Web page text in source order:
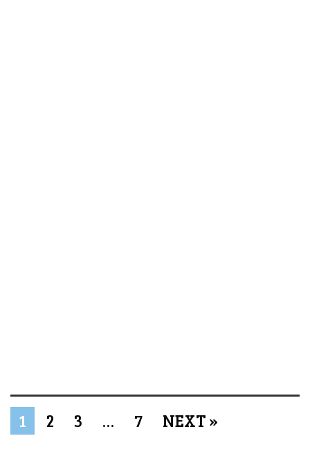
1 2 3 … 7 NEXT »